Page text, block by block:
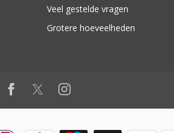
Veel gestelde vragen
Grotere hoeveelheden